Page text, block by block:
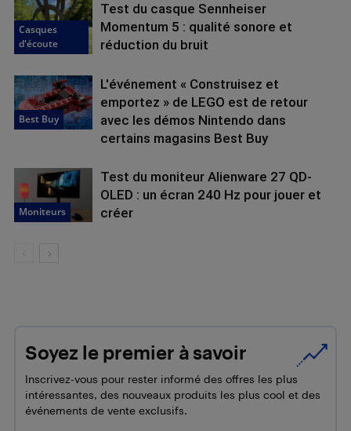
Casques
d'écoute
Test du casque Sennheiser
Momentum 5 : qualité sonore et
réduction du bruit
Best Buy
L'événement « Construisez et
emportez » de LEGO est de retour
avec les démos Nintendo dans
certains magasins Best Buy
Moniteurs
Test du moniteur Alienware 27 QD-
OLED : un écran 240 Hz pour jouer et
créer
Soyez le premier à savoir
Inscrivez-vous pour rester informé des offres les plus
intéressantes, des nouveaux produits les plus cool et des
événements de vente exclusifs.